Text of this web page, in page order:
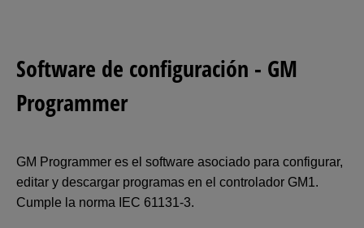
Software de configuración - GM
Programmer
GM Programmer es el software asociado para configurar,
editar y descargar programas en el controlador GM1.
Cumple la norma IEC 61131-3.